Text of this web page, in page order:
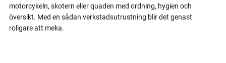
motorcykeln, skotern eller quaden med ordning, hygien och
översikt. Med en sådan verkstadsutrustning blir det genast
roligare att meka.